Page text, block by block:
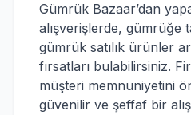
Gümrük Bazaar’dan
alışverişlerde, gümrüğe
gümrük satılık ürünler
fırsatları bulabilirsiniz.
müşteri memnuniyetini
güvenilir ve şeffaf bir